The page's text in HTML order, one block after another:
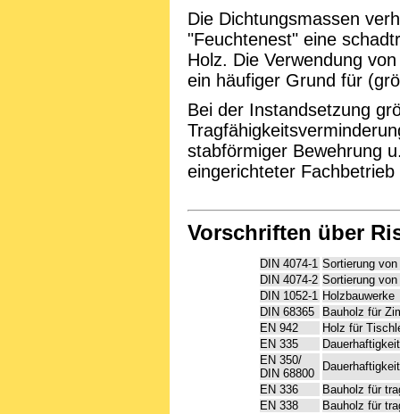
Die Dichtungsmassen
"Feuchtenest" eine
Holz. Die Verwendung
ein häufiger Grund für
Bei der Instandsetzung
stabförmiger Bewehrung
eingerichteter
Vorschriften über
DIN 4074-1 Sortierung
DIN 4074-2 Sortierung
DIN 1052-1 Holzbauwerke
DIN 68365
Bauholz für
EN 942
Holz für
EN 335
EN 350/
DIN 68800
EN 336
Bauholz für
EN 338
Bauholz für